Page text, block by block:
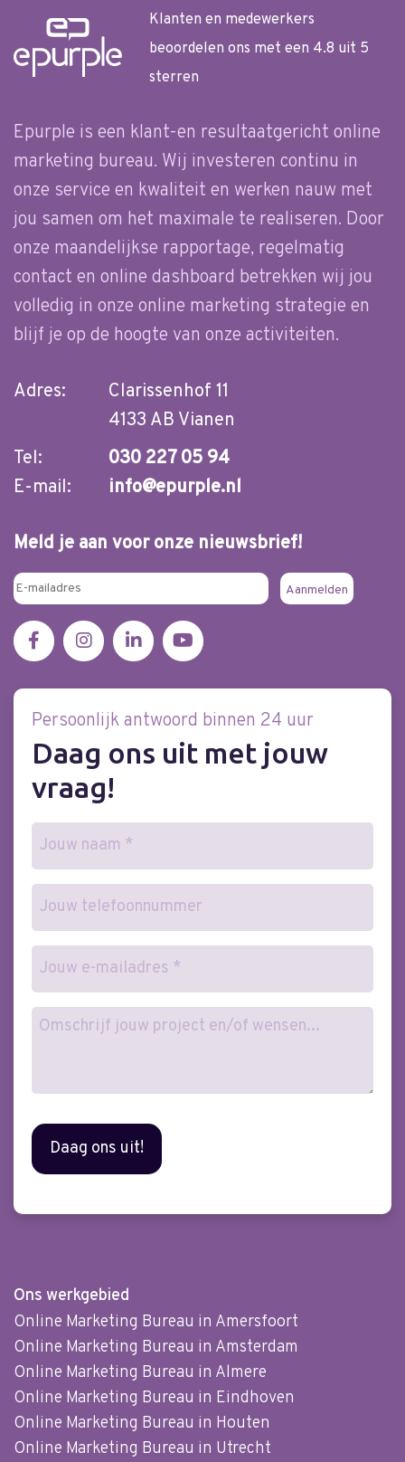
Klanten en medewerkers
beoordelen ons met een 4.8 uit 5
sterren
Epurple is een klant-en resultaatgericht online
marketing bureau. Wij investeren continu in
onze service en kwaliteit en werken nauw met
jou samen om het maximale te realiseren. Door
onze maandelijkse rapportage, regelmatig
contact en online dashboard betrekken wij jou
volledig in onze online marketing strategie en
blijf je op de hoogte van onze activiteiten.
Adres:
Clarissenhof 11
4133 AB Vianen
Tel:
030 227 05 94
E-mail:
info@epurple.nl
Meld je aan voor onze nieuwsbrief!
Persoonlijk antwoord binnen 24 uur
Daag ons uit met jouw
vraag!
Naam
(Vereist)
Telefoonnummer
mailadres
(Vereist)
Wensen
Ons werkgebied
Online Marketing Bureau in Amersfoort
Online Marketing Bureau in Amsterdam
Online Marketing Bureau in Almere
Online Marketing Bureau in Eindhoven
Online Marketing Bureau in Houten
Online Marketing Bureau in Utrecht